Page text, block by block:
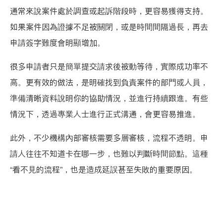
通常來說案件處於調查或起訴階段時，更容易獲得支持。
如果案件因為證據不足被關閉，或是時間間隔過長，再去
申請簽字難度會明顯增加。
很多申請者只是簡單提交請求後被動等待，實際成功率不
高。更有效的做法，是明確找到負責案件的部門或人員，
準備清晰資料說明你的協助情況，並進行持續跟進。有些
情況下，透過專業人士進行正式溝通，會更容易推進。
此外，不少機構內部審核需要多層審核，流程不透明。申
請人往往不知道卡在哪一步，也難以判斷時間節點。這種
“看不見的流程”，也是造成延誤甚至失敗的重要原因。